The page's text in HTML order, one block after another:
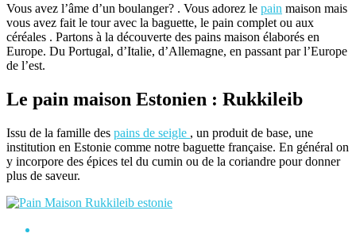
Vous avez l’âme d’un boulanger? . Vous adorez le pain maison mais
vous avez fait le tour avec la baguette, le pain complet ou aux
céréales . Partons à la découverte des pains maison élaborés en
Europe. Du Portugal, d’Italie, d’Allemagne, en passant par l’Europe
de l’est.
Le pain maison Estonien : Rukkileib
Issu de la famille des pains de seigle , un produit de base, une
institution en Estonie comme notre baguette française. En général on
y incorpore des épices tel du cumin ou de la coriandre pour donner
plus de saveur.